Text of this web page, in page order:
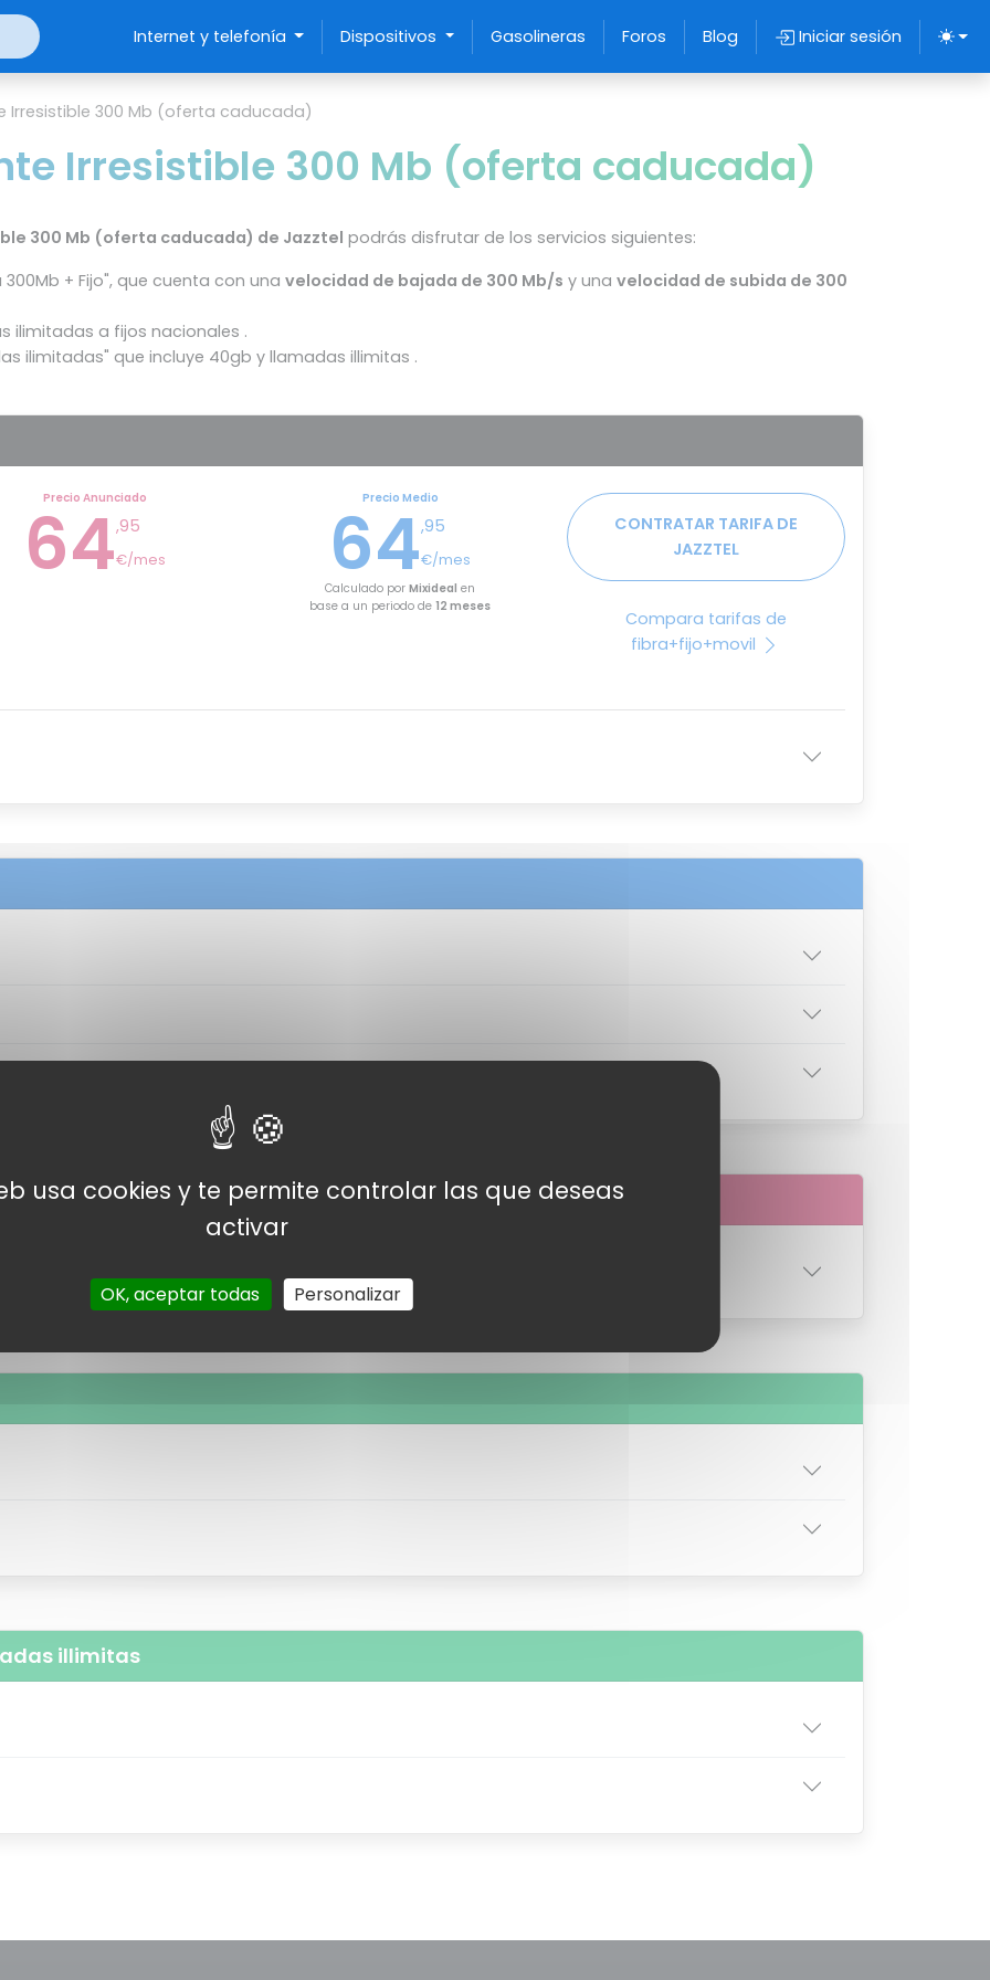
Internet y telefonía Dispositivos Gasolineras Foros Blog Iniciar sesión
Irresistible 300 Mb (oferta caducada)
Irresistible 300 Mb (oferta caducada)
300 Mb (oferta caducada) de Jazztel podrás disfrutar de los servicios siguientes:
+ Fijo", que cuenta con una velocidad de bajada de 300 Mb/s y una velocidad de subida de 300
ilimitadas a fijos nacionales .
ilimitadas" que incluye 40gb y llamadas illimitas .
Precio Anunciado
64,95
€/mes
Precio Medio
64,95
€/mes
Calculado porMixideal en
base a un periodo de12 meses
CONTRATAR TARIFA DE
JAZZTEL
Compara tarifas de
fibra+fijo+movil
illimitas
usa cookies y te permite controlar las que deseas
activar
OK, aceptar todas Personalizar